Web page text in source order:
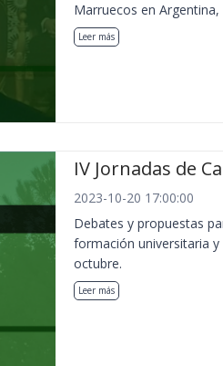
Marruecos en Argentina,
Leer más
IV Jornadas de
2023-10-20 17:00:00
Debates y propuestas
formación universitaria
octubre.
Leer más